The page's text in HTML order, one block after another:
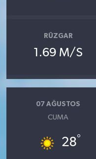
RÜZGAR
1.69 M/S
07 AĞUSTOS
CUMA
28°